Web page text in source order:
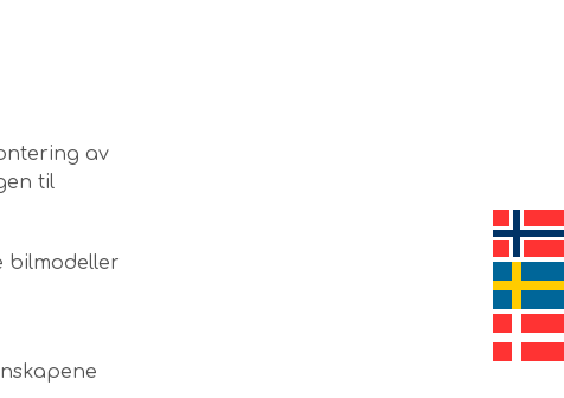
av
til
bilmodeller